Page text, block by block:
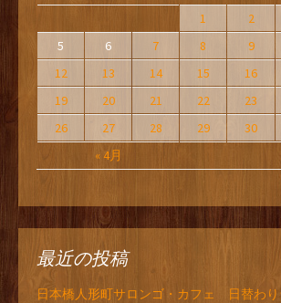
« 4月
1 2
5
6 7 8 9
12
13 14 15 16
19
20 21 22 23
26
27 28 29 30
最近の投稿
日本橋人形町サロンゴ・カフェ 日替わり